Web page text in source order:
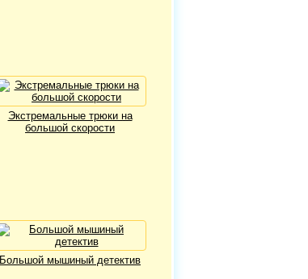
Экстремальные трюки на
большой скорости
Большой мышиный детектив